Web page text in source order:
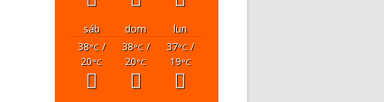
sáb dom
lun
38°C/
20°C
38°C/
20°C
37°C /
19°C